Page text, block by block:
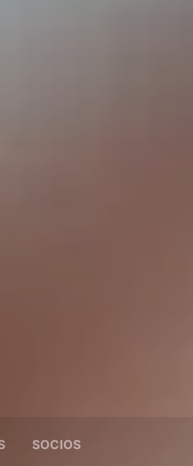
SOCIOS